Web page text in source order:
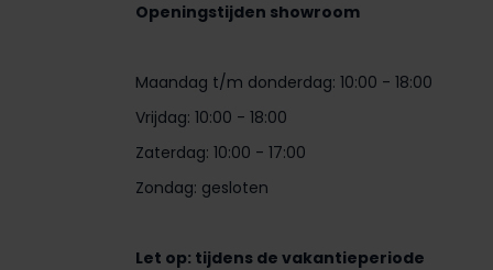
Openingstijden showroom
Maandag t/m donderdag: 10:00 - 18:00
Vrijdag: 10:00 - 18:00
Zaterdag: 10:00 - 17:00
Zondag: gesloten
Let op: tijdens de vakantieperiode